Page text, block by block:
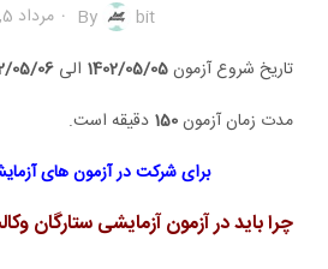
By bit
مرداد 5, 1402
تاریخ شروع آزمون
الی 05/06
مدت زمان آزمون150 دقیقه است.
برای شرکت در آزمون های
چرا باید در آزمون آزمایشی ستارگان